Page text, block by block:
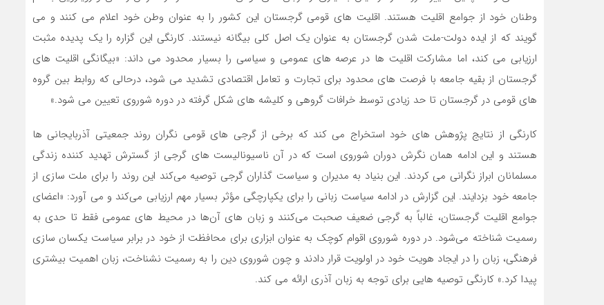
‌وطنان خود از جوامع اقلیت هستند. اقلیت ‌های قومی گرجستان این کشور را به عنوان وطن خود اعلام می‌ کنند و می‌
گویند که از ایده دولت-ملت شدن گرجستان به عنوان یک اصل کلی بیگانه نیستند. کارنگی این گزاره را یک پدیده مثبت
ارزیابی می‌ کند، اما مشارکت اقلیت‌ ها در عرصه‌ های عمومی و سیاسی را بسیار محدود می‌ داند: «بیگانگی اقلیت ‌های
گرجستان از بقیه جامعه با فرصت‌ های محدود برای تجارت و تعامل اقتصادی تشدید می ‌شود، درحالی‌ که روابط بین گروه‌
های قومی در گرجستان تا حد زیادی توسط خرافات گروهی و کلیشه‌ های شکل گرفته در دوره شوروی تعیین می ‌شود.»
کارنگی از نتایج پژوهش‌ های خود استخراج می ‌کند که برخی از گرجی‌ های قومی نگران روند جمعیتی آذربایجانی ‌ها
هستند و این ادامه همان نگرش دوران شوروی است که در آن ناسیونالیست‌ های گرجی از گسترش تهدید کننده زندگی
مسلمانان ابراز نگرانی می ‌کردند. این بنیاد به مدیران و سیاست‌ گذاران گرجی توصیه می‌کند این روند را برای ملت ‌سازی از
جامعه خود بزدایند. این گزارش در ادامه سیاست زبانی را برای یکپارچگی مؤثر بسیار مهم ارزیابی می‌کند و می ‌آورد: «اعضای
جوامع اقلیت گرجستان، غالباً به گرجی ضعیف صحبت می‌کنند و زبان ‌های آن‌ها در محیط‌ های عمومی فقط تا حدی به
رسمیت شناخته می‌شود. در دوره شوروی اقوام کوچک به عنوان ابزاری برای محافظت از خود در برابر سیاست یکسان ‌سازی
فرهنگی، زبان را در ایجاد هویت خود در اولویت قرار دادند و چون شوروی دین را به رسمیت نشناخت، زبان اهمیت بیشتری
پیدا کرد.» کارنگی توصیه‌ هایی برای توجه به زبان آذری ارائه می ‌کند.